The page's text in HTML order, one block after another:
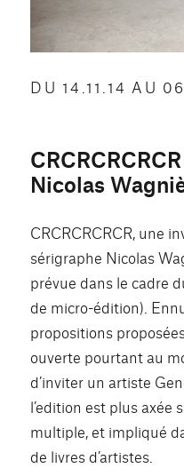
DU 14.11.14 AU
CRCRCRCRCR
Nicolas
CRCRCRCRCR, une
sérigraphe Nicolas
prévue dans le cadre
de micro-édition).
propositions
ouverte pourtant au
d’inviter un artiste
l’edition est plus axée
multiple, et impliqué
de livres d’artistes.